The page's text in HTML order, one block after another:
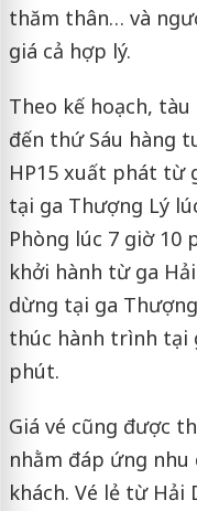
thăm thân… và
giá cả hợp lý.
Theo kế hoạch,
đến thứ Sáu hàng
HP15 xuất phát từ
tại ga Thượng Lý
Phòng lúc 7 giờ 10
khởi hành từ ga
dừng tại ga
thúc hành trình tại
phút.
Giá vé cũng được
nhằm đáp ứng
khách. Vé lẻ từ Hải